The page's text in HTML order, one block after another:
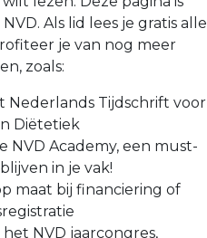
Als lid lees je gratis alle
je van nog meer
zoals:
Nederlands Tijdschrift voor
Diëtetiek
NVD Academy, een must-
in je vak!
maat bij financiering of
NVD jaarcongres,